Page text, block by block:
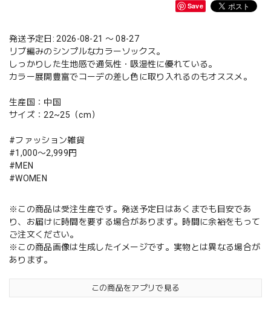
Save
発送予定日: 2026-08-21 〜 08-27
リブ編みのシンプルなカラーソックス。
しっかりした生地感で通気性・吸湿性に優れている。
カラー展開豊富でコーデの差し色に取り入れるのもオススメ。
生産国：中国
サイズ：22~25（cm）
#ファッション雑貨
#1,000〜2,999円
#MEN
#WOMEN
※この商品は受注生産です。発送予定日はあくまでも目安であ
り、お届けに時間を要する場合があります。時間に余裕をもって
ご注文ください。
※この商品画像は生成したイメージです。実物とは異なる場合が
あります。
この商品をアプリで見る